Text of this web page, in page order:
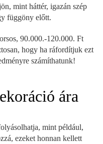
mint háttér, igazán szép
függöny előtt.
90.000.-120.000. Ft
hogy ha ráfordítjuk ezt
számíthatunk!
ára
mint például,
ezeket honnan kellett